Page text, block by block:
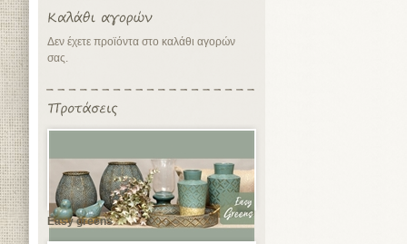
Δεν έχετε προϊόντα στο καλάθι αγορών
σας.
Easy greens